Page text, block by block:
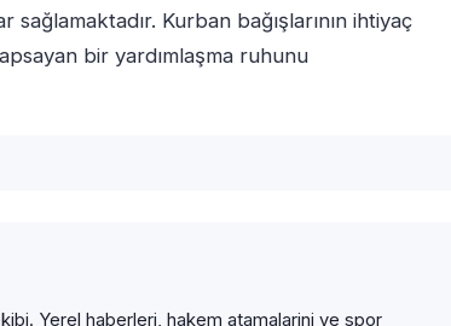
sağlamaktadır. Kurban bağışlarının ihtiyaç
bir yardımlaşma ruhunu
Yerel haberleri, hakem atamalarini ve spor